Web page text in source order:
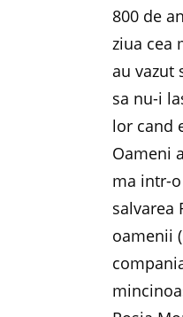
800 de
ziua cea
au vazut
sa nu-i
lor cand
Oameni
ma intr-
salvarea
oamenii